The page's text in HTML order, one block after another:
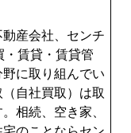
産会社、センチ
賃貸・賃貸管
に取り組んでい
自社買取）は取
相続、空き家、